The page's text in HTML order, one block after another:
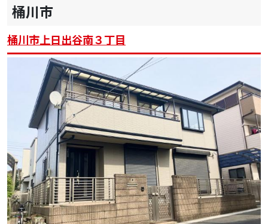
桶川市
桶川市上日出谷南３丁目